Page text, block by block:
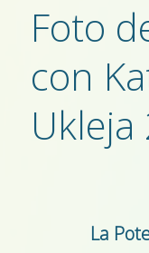
Foto
con
Ukleja
La